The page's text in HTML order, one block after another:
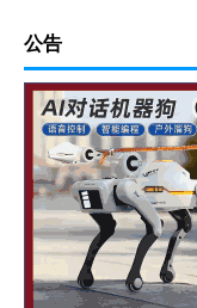
公告